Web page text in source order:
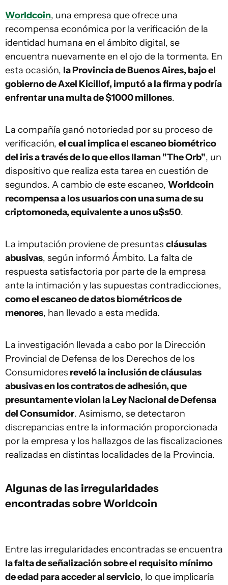
Worldcoin, una empresa que ofrece una
recompensa económica por la verificación de la
identidad humana en el ámbito digital, se
encuentra nuevamente en el ojo de la tormenta. En
esta ocasión, la Provincia de Buenos Aires, bajo el
gobierno de Axel Kicillof, imputó a la firma y podría
enfrentar una multa de $1000 millones.
La compañía ganó notoriedad por su proceso de
verificación, el cual implica el escaneo biométrico
del iris a través de lo que ellos llaman "The Orb", un
dispositivo que realiza esta tarea en cuestión de
segundos. A cambio de este escaneo, Worldcoin
recompensa a los usuarios con una suma de su
criptomoneda, equivalente a unos u$s50.
La imputación proviene de presuntas cláusulas
abusivas, según informó Ámbito. La falta de
respuesta satisfactoria por parte de la empresa
ante la intimación y las supuestas contradicciones,
como el escaneo de datos biométricos de
menores, han llevado a esta medida.
La investigación llevada a cabo por la Dirección
Provincial de Defensa de los Derechos de los
Consumidores reveló la inclusión de cláusulas
abusivas en los contratos de adhesión, que
presuntamente violan la Ley Nacional de Defensa
del Consumidor. Asimismo, se detectaron
discrepancias entre la información proporcionada
por la empresa y los hallazgos de las fiscalizaciones
realizadas en distintas localidades de la Provincia.
Algunas de las irregularidades
encontradas sobre Worldcoin
Entre las irregularidades encontradas se encuentra
la falta de señalización sobre el requisito mínimo
de edad para acceder al servicio, lo que implicaría